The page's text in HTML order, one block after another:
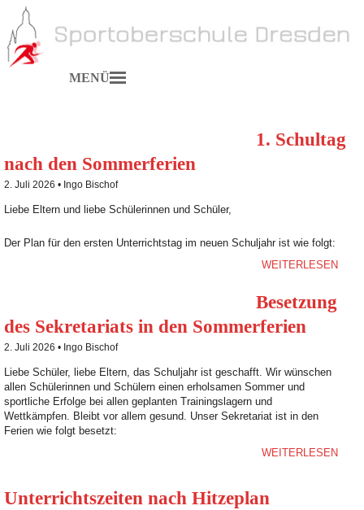
MENÜ
1. Schultag
nach den Sommerferien
2. Juli 2026 • Ingo Bischof
Liebe Eltern und liebe Schülerinnen und Schüler,
Der Plan für den ersten Unterrichtstag im neuen Schuljahr ist wie folgt:
WEITERLESEN
Besetzung
des Sekretariats in den Sommerferien
2. Juli 2026 • Ingo Bischof
Liebe Schüler, liebe Eltern, das Schuljahr ist geschafft. Wir wünschen
allen Schülerinnen und Schülern einen erholsamen Sommer und
sportliche Erfolge bei allen geplanten Trainingslagern und
Wettkämpfen. Bleibt vor allem gesund. Unser Sekretariat ist in den
Ferien wie folgt besetzt:
WEITERLESEN
Unterrichtszeiten nach Hitzeplan